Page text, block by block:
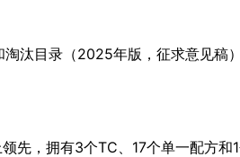
汰目录（2025年版，征求意见稿
，拥有3个TC、17个单一配方和1